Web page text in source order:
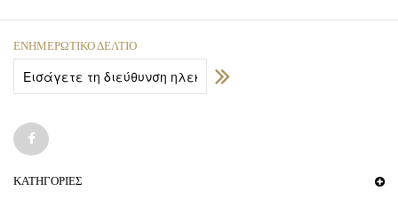
ΕΝΗΜΕΡΩΤΙΚΌ ΔΕΛΤΊΟ
ΚΑΤΗΓΟΡΊΕΣ